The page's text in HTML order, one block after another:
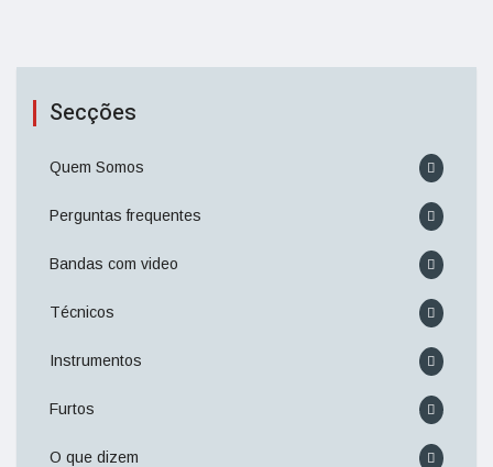
Secções
Quem Somos
Perguntas frequentes
Bandas com video
Técnicos
Instrumentos
Furtos
O que dizem